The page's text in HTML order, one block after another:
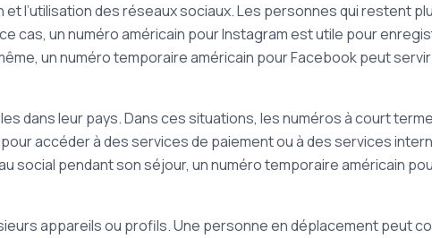
l’utilisation des réseaux sociaux. Les personnes qui restent
cas, un numéro américain pour Instagram est utile pour
un numéro temporaire américain pour Facebook peut
dans leur pays. Dans ces situations, les numéros à court
accéder à des services de paiement ou à des services
social pendant son séjour, un numéro temporaire américain
appareils ou profils. Une personne en déplacement peut